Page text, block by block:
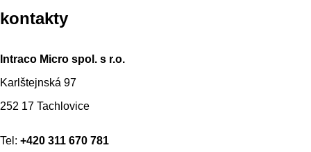
kontakty
Intraco Micro spol. s r.o.
Karlštejnská 97
252 17 Tachlovice
Tel: +420 311 670 781